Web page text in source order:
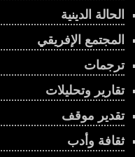
الحالة الدينية
المجتمع الإفريقي
ترجمات
تقارير وتحليلات
تقدير موقف
ثقافة وأدب